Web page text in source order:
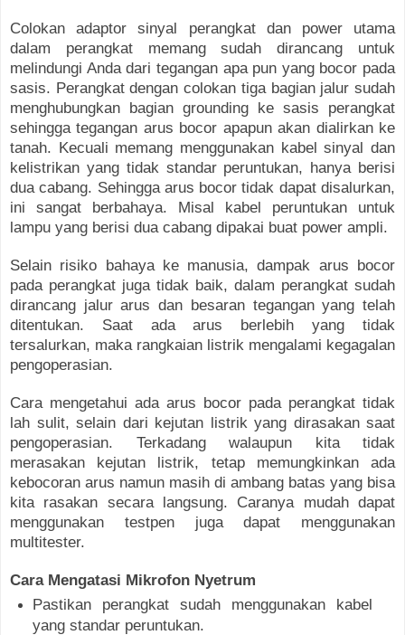
Colokan adaptor sinyal perangkat dan power utama
dalam perangkat memang sudah dirancang untuk
melindungi Anda dari tegangan apa pun yang bocor pada
sasis. Perangkat dengan colokan tiga bagian jalur sudah
menghubungkan bagian grounding ke sasis perangkat
sehingga tegangan arus bocor apapun akan dialirkan ke
tanah. Kecuali memang menggunakan kabel sinyal dan
kelistrikan yang tidak standar peruntukan, hanya berisi
dua cabang. Sehingga arus bocor tidak dapat disalurkan,
ini sangat berbahaya. Misal kabel peruntukan untuk
lampu yang berisi dua cabang dipakai buat power ampli.
Selain risiko bahaya ke manusia, dampak arus bocor
pada perangkat juga tidak baik, dalam perangkat sudah
dirancang jalur arus dan besaran tegangan yang telah
ditentukan. Saat ada arus berlebih yang tidak
tersalurkan, maka rangkaian listrik mengalami kegagalan
pengoperasian.
Cara mengetahui ada arus bocor pada perangkat tidak
lah sulit, selain dari kejutan listrik yang dirasakan saat
pengoperasian. Terkadang walaupun kita tidak
merasakan kejutan listrik, tetap memungkinkan ada
kebocoran arus namun masih di ambang batas yang bisa
kita rasakan secara langsung. Caranya mudah dapat
menggunakan testpen juga dapat menggunakan
multitester.
Cara Mengatasi Mikrofon Nyetrum
Pastikan perangkat sudah menggunakan kabel
yang standar peruntukan.